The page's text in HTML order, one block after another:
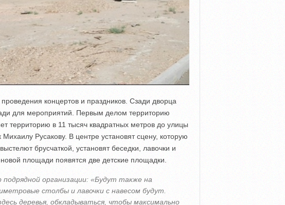
концертов и праздников. Сзади дворца
для мероприятий. Первым делом территорию
территорию в 11 тысяч квадратных метров до улицы
Русакову. В центре установят сцену, которую
брусчаткой, установят беседки, лавочки и
площади появятся две детские площадки.
организации: «Будут также на
столбы и лавочки с навесом будут.
деревья, обкладываться, чтобы максимально